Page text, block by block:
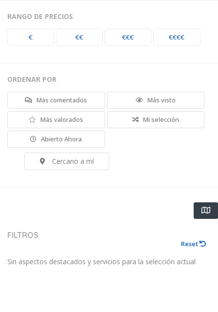
RANGO DE PRECIOS
€ €€ €€€ €€€€
ORDENAR POR
Más comentados Más visto
Más valorados Mi selección
Abierto Ahora
Cercano a mí
FILTROS
Reset
Sin aspectos destacados y servicios para la selección actual